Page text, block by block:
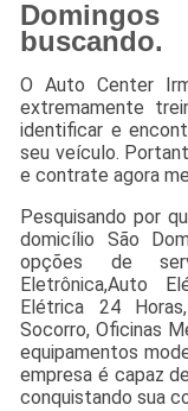
buscando.
O Auto Center
extremamente
identificar e
seu veículo.
e contrate agora
Pesquisando por
domicílio São
opções de
Eletrônica,Auto
Elétrica 24
Socorro, Oficinas
equipamentos
empresa é capaz
conquistando sua